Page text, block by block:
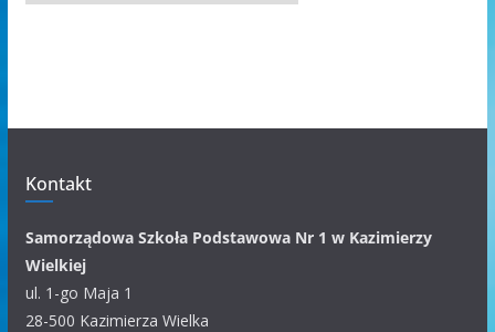
r
m
k
a
t
e
g
Kontakt
Samorządowa Szkoła Podstawowa Nr 1 w Kazimierzy
Wielkiej
ul. 1-go Maja 1
28-500 Kazimierza Wielka